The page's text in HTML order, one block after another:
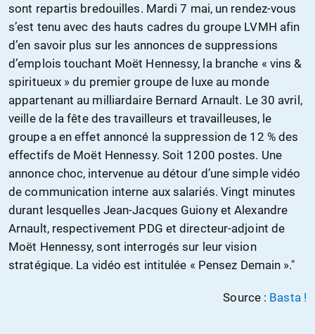
sont repartis bredouilles. Mardi 7 mai, un rendez-vous
s’est tenu avec des hauts cadres du groupe LVMH afin
d’en savoir plus sur les annonces de suppressions
d’emplois touchant Moët Hennessy, la branche « vins &
spiritueux » du premier groupe de luxe au monde
appartenant au milliardaire Bernard Arnault. Le 30 avril,
veille de la fête des travailleurs et travailleuses, le
groupe a en effet annoncé la suppression de 12 % des
effectifs de Moët Hennessy. Soit 1200 postes. Une
annonce choc, intervenue au détour d’une simple vidéo
de communication interne aux salariés. Vingt minutes
durant lesquelles Jean-Jacques Guiony et Alexandre
Arnault, respectivement PDG et directeur-adjoint de
Moët Hennessy, sont interrogés sur leur vision
stratégique. La vidéo est intitulée « Pensez Demain »."
Source : Basta !